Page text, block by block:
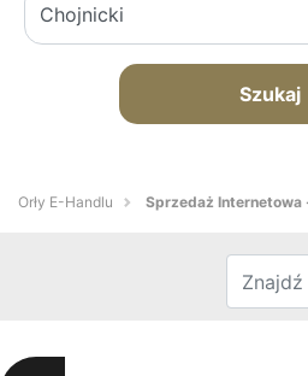
Szukaj
Orły E-Handlu Sprzedaż Internetowa